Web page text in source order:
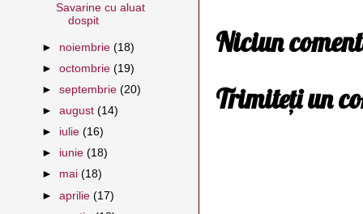
Niciun
Trimiteți un
Savarine cu aluat
dospit
► noiembrie(18)
►octombrie(19)
►septembrie(20)
►august(14)
► iulie(16)
► iunie(18)
► mai(18)
►aprilie(17)